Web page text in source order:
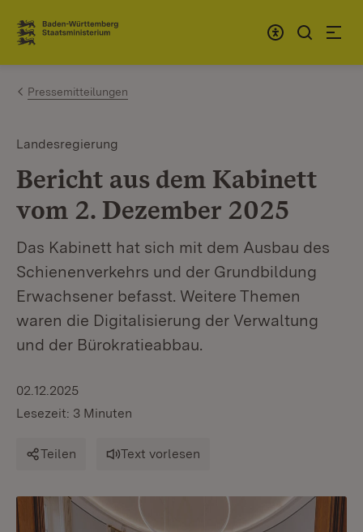
Zum Inhalt springen
Link zur Startseite
Pressemitteilungen
Landesregierung
Bericht aus dem Kabinett
vom 2. Dezember 2025
Das Kabinett hat sich mit dem Ausbau des
Schienenverkehrs und der Grundbildung
Erwachsener befasst. Weitere Themen
waren die Digitalisierung der Verwaltung
und der Bürokratieabbau.
02.12.2025
Lesezeit: 3 Minuten
Teilen Text vorlesen